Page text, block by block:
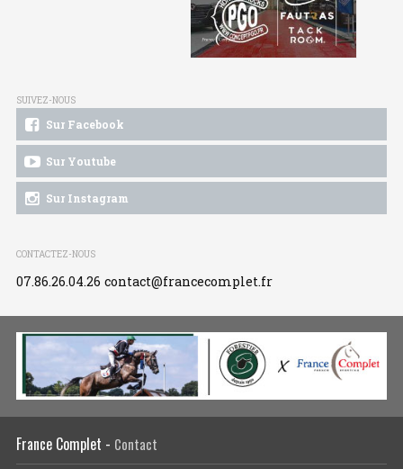
SUIVEZ-NOUS
Sur Facebook
Sur Youtube
Sur Instagram
CONTACTEZ-NOUS
07.86.26.04.26 contact@francecomplet.fr
France Complet - Contact